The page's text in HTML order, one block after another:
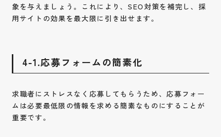
象を与えましょう。これにより、SEO対策を補完し、採
用サイトの効果を最大限に引き出せます。
4-1.応募フォームの簡素化
求職者にストレスなく応募してもらうため、応募フォー
ムは必要最低限の情報を求める簡素なものにすることが
重要です。